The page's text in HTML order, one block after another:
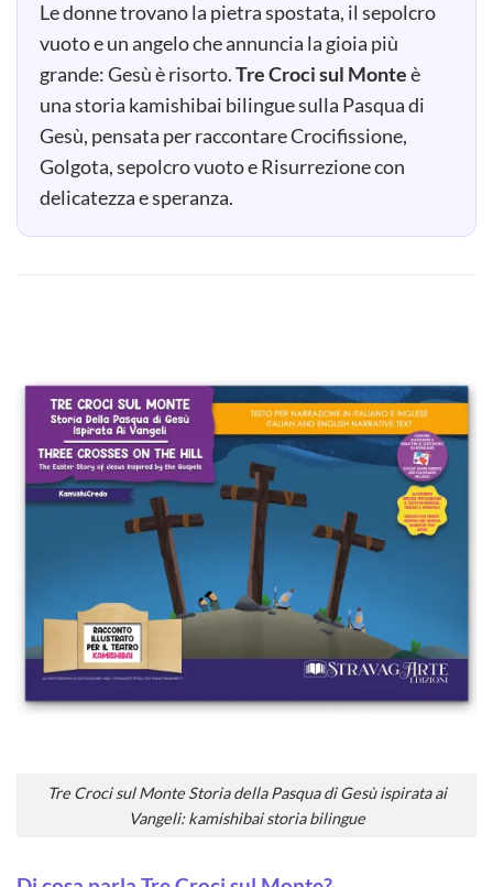
Le donne trovano la pietra spostata, il sepolcro
vuoto e un angelo che annuncia la gioia più
grande: Gesù è risorto.Tre Croci sul Monteè
una storia kamishibai bilingue sulla Pasqua di
Gesù, pensata per raccontare Crocifissione,
Golgota, sepolcro vuoto e Risurrezione con
delicatezza e speranza.
Tre Croci sul Monte Storia della Pasqua di Gesù ispirata ai
Vangeli: kamishibai storia bilingue